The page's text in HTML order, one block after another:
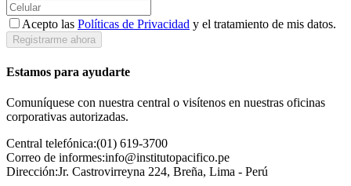
Acepto las Políticas de Privacidad y el tratamiento de mis datos.
Registrarme ahora
Estamos para ayudarte
Comuníquese con nuestra central o visítenos en nuestras oficinas
corporativas autorizadas.
Central telefónica:(01) 619-3700
Correo de informes:info@institutopacifico.pe
Dirección:Jr. Castrovirreyna 224, Breña, Lima - Perú